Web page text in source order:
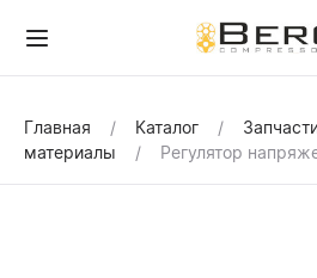
Главная Каталог
материалы
Регулятор